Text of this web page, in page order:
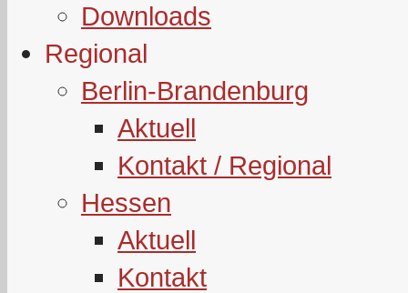
Downloads
Regional
Berlin-Brandenburg
Aktuell
Kontakt / Regional
Hessen
Aktuell
Kontakt